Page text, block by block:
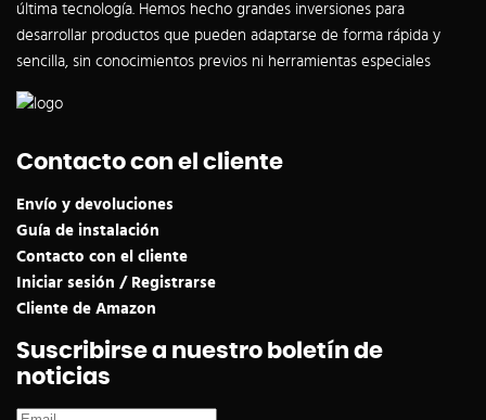
última tecnología. Hemos hecho grandes inversiones para
desarrollar productos que pueden adaptarse de forma rápida y
sencilla, sin conocimientos previos ni herramientas especiales
Contacto con el cliente
Envío y devoluciones
Guía de instalación
Contacto con el cliente
Iniciar sesión / Registrarse
Cliente de Amazon
Suscribirse a nuestro boletín de
noticias